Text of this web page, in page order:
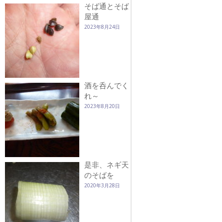
そば通とそば
屋通
2023年8月24日
酒を呑んでく
れ～
2023年8月20日
是非、ネギ天
のそばを
2020年3月28日